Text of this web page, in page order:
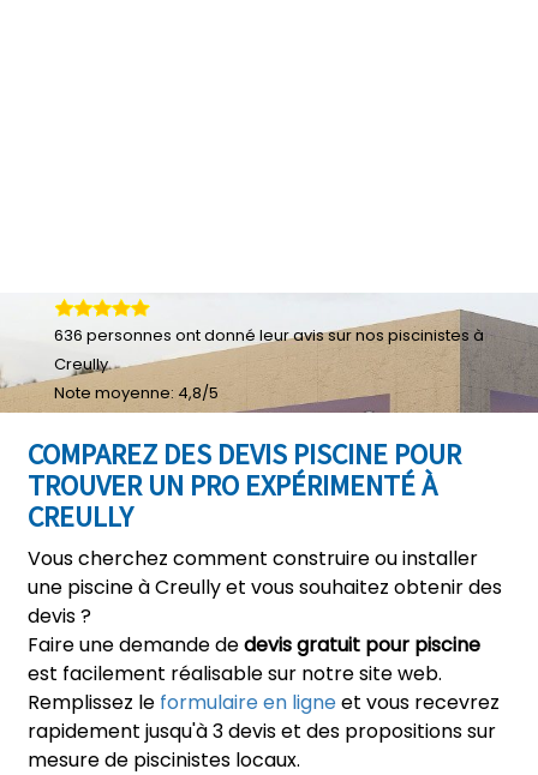
COMPAREZ DES DEVIS PISCINE POUR
TROUVER UN PRO EXPÉRIMENTÉ À
CREULLY
Vous cherchez comment construire ou installer
une piscine à Creully et vous souhaitez obtenir des
devis ?
Faire une demande dedevis gratuit pour piscine
est facilement réalisable sur notre site web.
Remplissez le formulaire en ligneet vous recevrez
rapidement jusqu'à 3 devis et des propositions sur
mesure de piscinistes locaux.
636 personnes ont donné leuravis sur nos piscinistes à
Creully
Note moyenne: 4,8/5